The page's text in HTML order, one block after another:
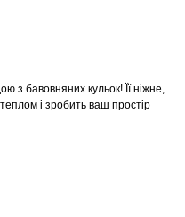
з бавовняних кульок! Її ніжне,
і зробить ваш простір